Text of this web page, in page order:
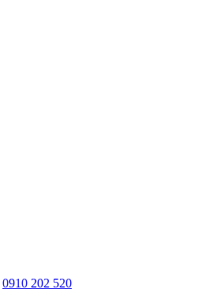
0910 202 520